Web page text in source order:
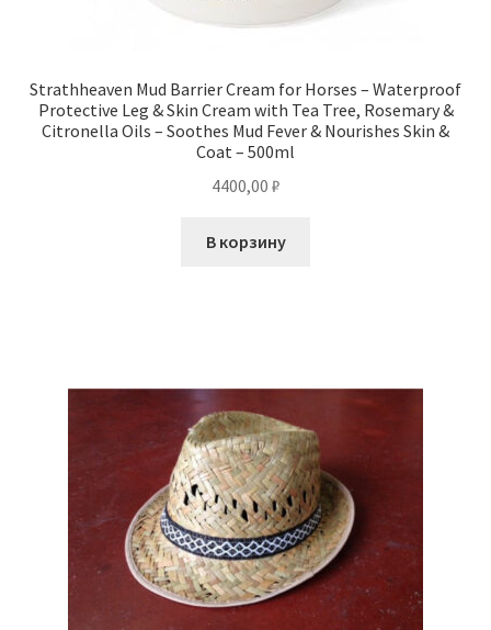
Strathheaven Mud Barrier Cream for Horses – Waterproof
Protective Leg & Skin Cream with Tea Tree, Rosemary &
Citronella Oils – Soothes Mud Fever & Nourishes Skin &
Coat – 500ml
4400,00 ₽
В корзину